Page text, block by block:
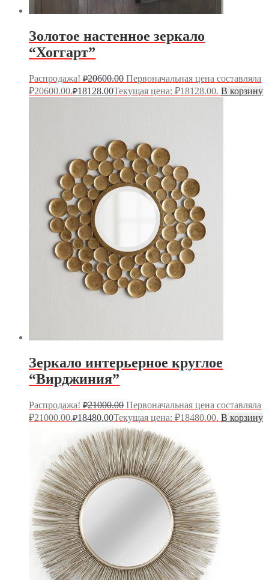
Золотое настенное зеркало
“Хоггарт”
Распродажа! ₽20600.00 Первоначальная цена составляла
₽20600.00.₽18128.00Текущая цена: ₽18128.00. В корзину
Зеркало интерьерное круглое
“Вирджиния”
Распродажа! ₽21000.00 Первоначальная цена составляла
₽21000.00.₽18480.00Текущая цена: ₽18480.00. В корзину